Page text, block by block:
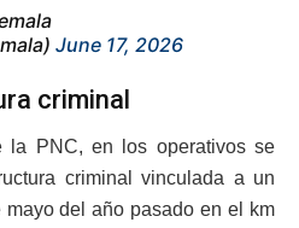
June 17, 2026
criminal
la PNC, en los operativos se
criminal vinculada a un
del año pasado en el km